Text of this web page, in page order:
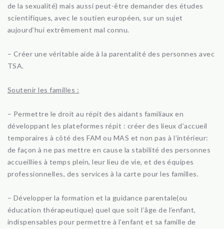
de la sexualité) mais aussi peut-être demander des études
scientifiques, avec le soutien européen, sur un sujet
aujourd’hui extrêmement mal connu.
– Créer une véritable aide à la parentalité des personnes avec
TSA.
Soutenir les familles :
– Permettre le droit au répit des aidants familiaux en
développant les plateformes répit : créer des lieux d’accueil
temporaires à côté des FAM ou MAS et non pas à l’intérieur:
de façon à ne pas mettre en cause la stabilité des personnes
accueillies à temps plein, leur lieu de vie, et des équipes
professionnelles, des services à la carte pour les familles.
– Développer la formation et la guidance parentale(ou
éducation thérapeutique) quel que soit l’âge de l’enfant,
indispensables pour permettre à l’enfant et sa famille de